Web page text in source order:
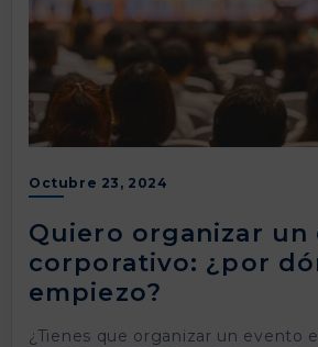
Octubre 23, 2024
Quiero organizar un
corporativo: ¿por
empiezo?
¿Tienes que organizar un evento